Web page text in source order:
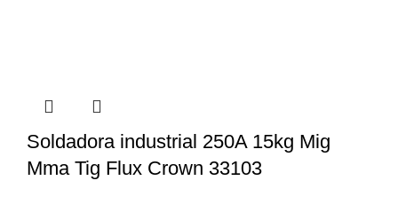
Soldadora industrial 250A 15kg Mig
Mma Tig Flux Crown 33103